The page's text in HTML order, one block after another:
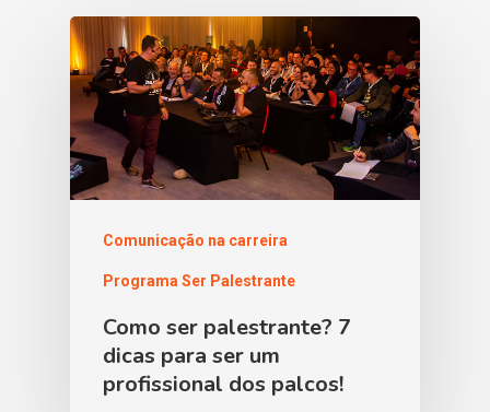
Comunicação na carreira
Programa Ser Palestrante
Como ser palestrante? 7
dicas para ser um
profissional dos palcos!